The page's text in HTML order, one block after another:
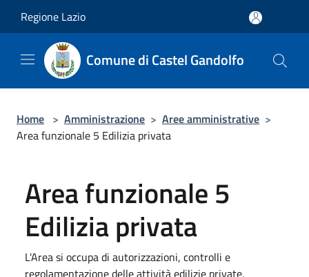
Regione Lazio
Comune di Castel Gandolfo
Home > Amministrazione > Aree amministrative >
Area funzionale 5 Edilizia privata
Area funzionale 5
Edilizia privata
L'Area si occupa di autorizzazioni, controlli e
regolamentazione delle attività edilizie private,